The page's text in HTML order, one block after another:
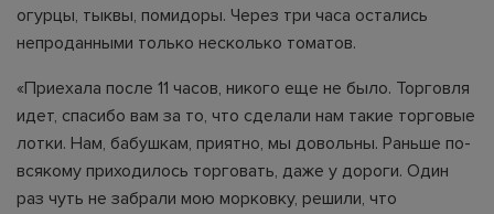
огурцы, тыквы, помидоры. Через три часа остались
непроданными только несколько томатов.
«Приехала после 11 часов, никого еще не было. Торговля
идет, спасибо вам за то, что сделали нам такие торговые
лотки. Нам, бабушкам, приятно, мы довольны. Раньше по-
всякому приходилось торговать, даже у дороги. Один
раз чуть не забрали мою морковку, решили, что